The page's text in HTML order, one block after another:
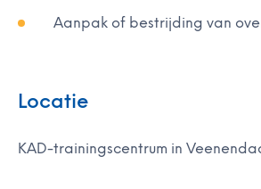
Aanpak of bestrijding van
Locatie
KAD-trainingscentrum in